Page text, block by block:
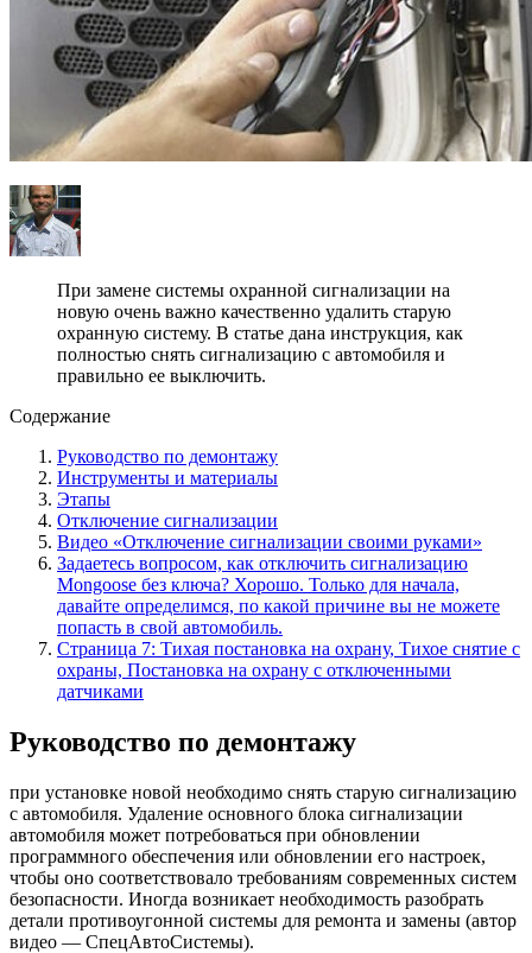
При замене системы охранной сигнализации на
новую очень важно качественно удалить старую
охранную систему. В статье дана инструкция, как
полностью снять сигнализацию с автомобиля и
правильно ее выключить.
Содержание
Руководство по демонтажу
Инструменты и материалы
Этапы
Отключение сигнализации
Видео «Отключение сигнализации своими руками»
Задаетесь вопросом, как отключить сигнализацию
Mongoose без ключа? Хорошо. Только для начала,
давайте определимся, по какой причине вы не можете
попасть в свой автомобиль.
Страница 7: Тихая постановка на охрану, Тихое снятие с
охраны, Постановка на охрану с отключенными
датчиками
Руководство по демонтажу
при установке новой необходимо снять старую сигнализацию
с автомобиля. Удаление основного блока сигнализации
автомобиля может потребоваться при обновлении
программного обеспечения или обновлении его настроек,
чтобы оно соответствовало требованиям современных систем
безопасности. Иногда возникает необходимость разобрать
детали противоугонной системы для ремонта и замены (автор
видео — СпецАвтоСистемы).